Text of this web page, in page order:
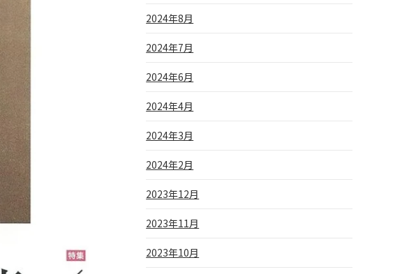
2024年8月
2024年7月
2024年6月
2024年4月
2024年3月
2024年2月
2023年12月
2023年11月
2023年10月